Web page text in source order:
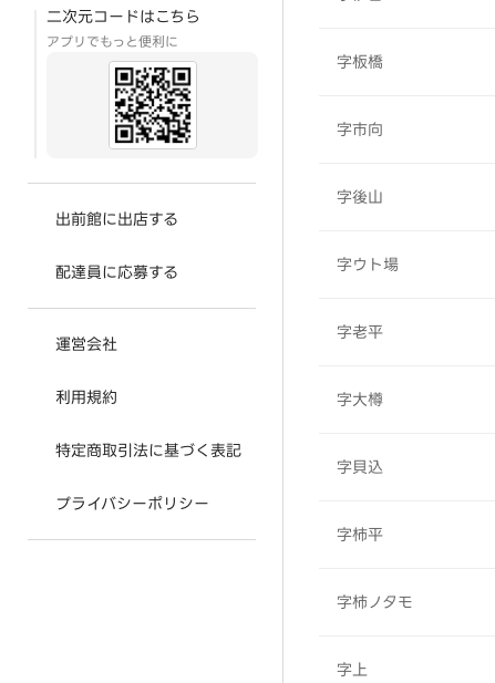
二次元コードはこちら
アプリでもっと便利に
出前館に出店する
配達員に応募する
運営会社
利用規約
特定商取引法に基づく表記
プライバシーポリシー
字板橋
字市向
字後山
字ウト場
字老平
字大樽
字貝込
字柿平
字柿ノタモ
字上